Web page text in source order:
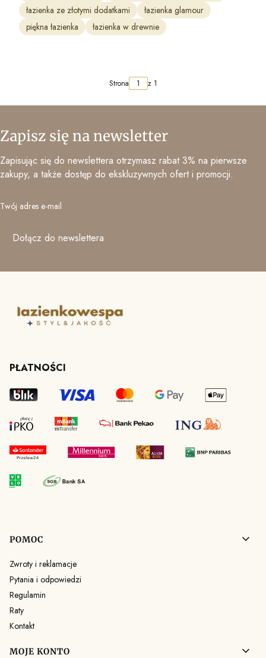
łazienka ze złotymi dodatkami
łazienka glamour
piękna łazienka
łazienka w drewnie
Strona z 1
Zapisz się na newsletter
Zapisując się do newslettera otrzymasz rabat 3% na pierwsze
zakupy, a także dostęp do ekskluzywnych ofert i promocji.
Twój adres e-mail
Dołącz do newslettera
PŁATNOŚCI
Linki w stopce
POMOC
Zwroty i reklamacje
Pytania i odpowiedzi
Regulamin
Raty
Kontakt
MOJE KONTO